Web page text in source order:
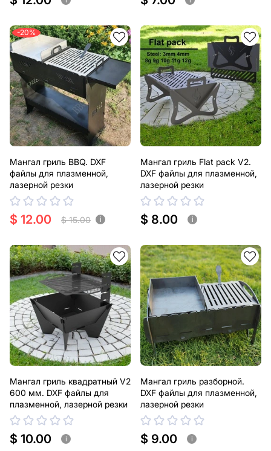
-20%
Мангал гриль BBQ. DXF
файлы для плазменной,
лазерной резки
$ 12.00 $ 15.00 i
Мангал гриль Flat pack V2.
DXF файлы для плазменной,
лазерной резки
$ 8.00 i
Мангал гриль квадратный V2
600 мм. DXF файлы для
плазменной, лазерной резки
$ 10.00 i
Мангал гриль разборной.
DXF файлы для плазменной,
лазерной резки
$ 9.00 i